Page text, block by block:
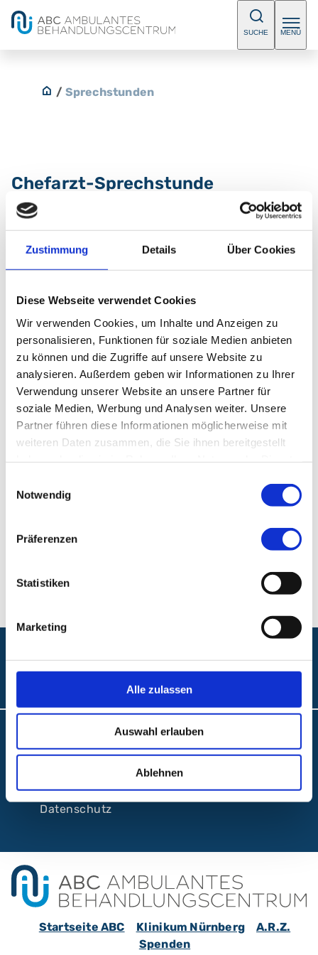
Zustimmung Details Über Cookies
Diese Webseite verwendet Cookies
Wir verwenden Cookies, um Inhalte und Anzeigen zu
personalisieren, Funktionen für soziale Medien anbieten
zu können und die Zugriffe auf unsere Website zu
analysieren. Außerdem geben wir Informationen zu Ihrer
Verwendung unserer Website an unsere Partner für
soziale Medien, Werbung und Analysen weiter. Unsere
Partner führen diese Informationen möglicherweise mit
weiteren Daten zusammen, die Sie ihnen bereitgestellt
Notwendig
Präferenzen
Statistiken
Marketing
Alle zulassen
Auswahl erlauben
Ablehnen
SUCHE MENÜ
/ Sprechstunden
Chefarzt-Sprechstunde
Kinderchirurgie und
Kinderurologie
Beratung und operative Behandlung. Bitte
Telefon: +49 (0) 911 398-5455
Fax:+49 (0) 911 398-5459
Klinik für Kinder- und Jugendchirurgie und
Kinderurologie
Telefon: +49 (0) 911 398-5455
Folgen Sie uns:
Impressum
Datenschutz
Startseite ABC Klinikum Nürnberg
A.R.Z.
Spenden